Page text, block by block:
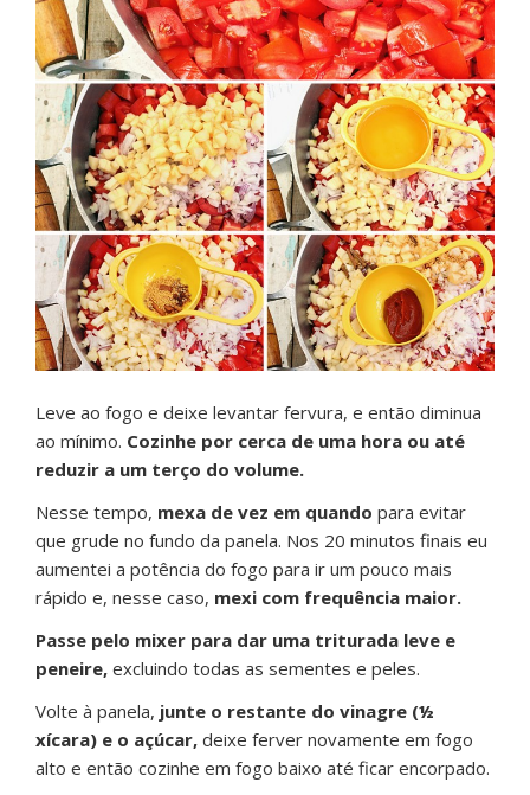
Leve ao fogo e deixe levantar fervura, e então diminua
ao mínimo. Cozinhe por cerca de uma hora ou até
reduzir a um terço do volume.
Nesse tempo, mexa de vez em quando para evitar
que grude no fundo da panela. Nos 20 minutos finais eu
aumentei a potência do fogo para ir um pouco mais
rápido e, nesse caso, mexi com frequência maior.
Passe pelo mixer para dar uma triturada leve e
peneire, excluindo todas as sementes e peles.
Volte à panela, junte o restante do vinagre (½
xícara) e o açúcar, deixe ferver novamente em fogo
alto e então cozinhe em fogo baixo até ficar encorpado.